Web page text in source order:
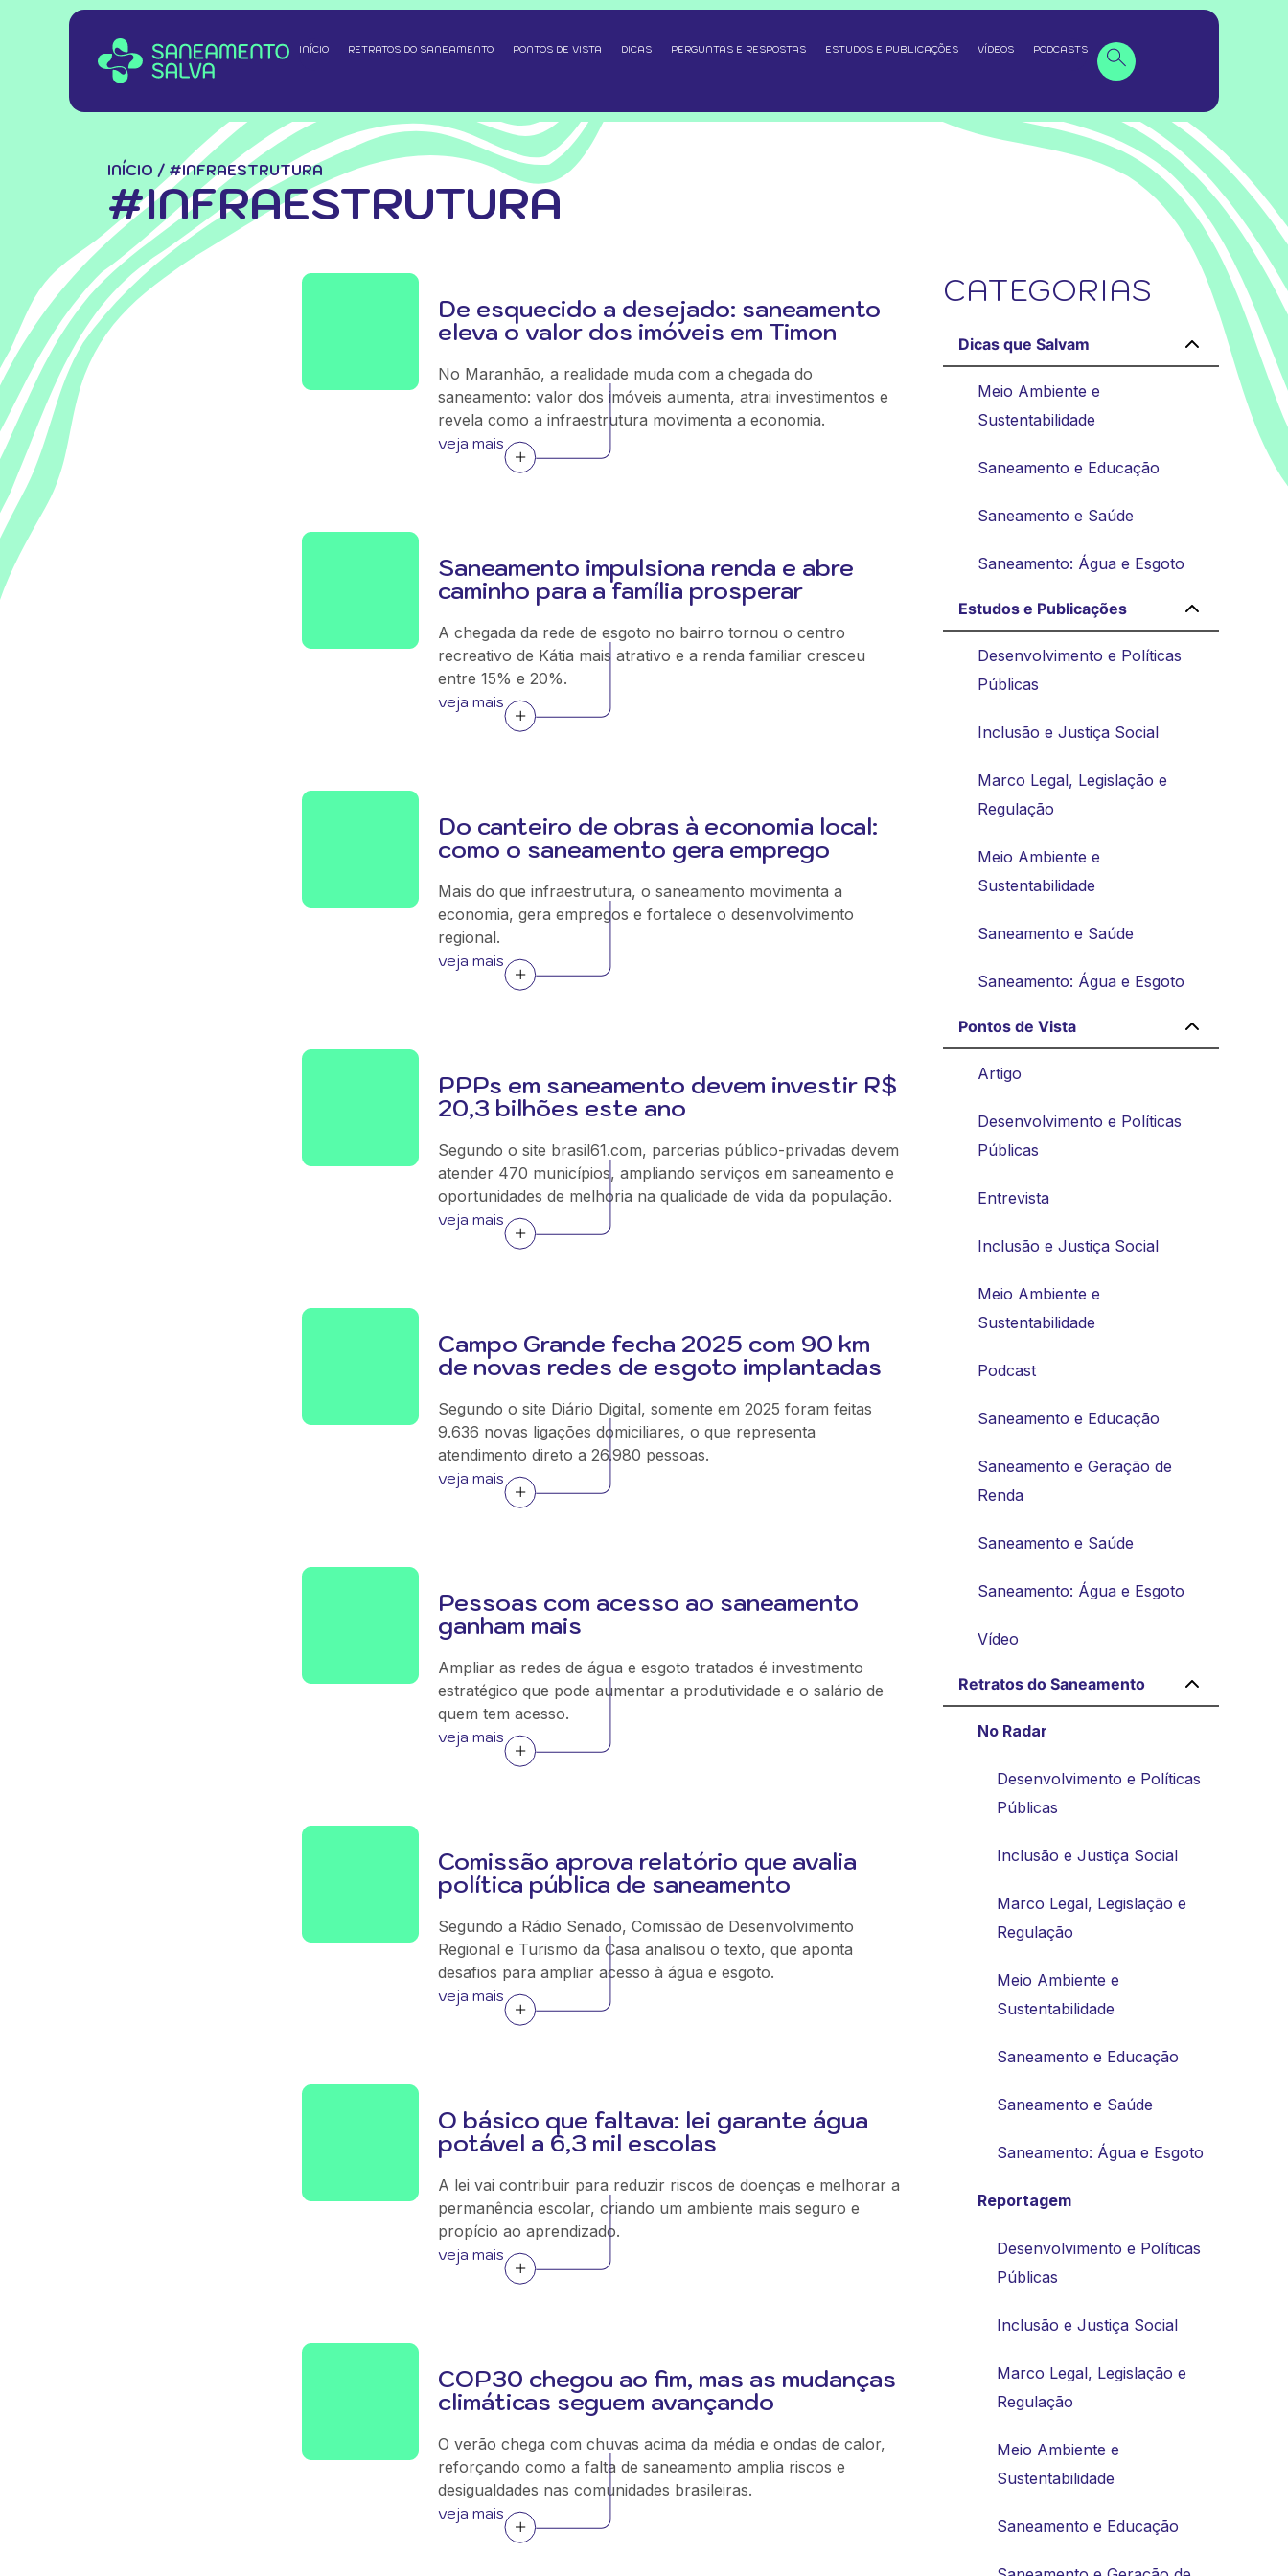
INÍCIO RETRATOS DO SANEAMENTO PONTOS DE VISTA DICAS PERGUNTAS E RESPOSTAS ESTUDOS E PUBLICAÇÕES VÍDEOS PODCASTS
INÍCIO / #INFRAESTRUTURA
#INFRAESTRUTURA
De esquecido a desejado: saneamento
eleva o valor dos imóveis em Timon
No Maranhão, a realidade muda com a chegada do
saneamento: valor dos imóveis aumenta, atrai investimentos e
revela como a infraestrutura movimenta a economia.
veja mais
Saneamento impulsiona renda e abre
caminho para a família prosperar
A chegada da rede de esgoto no bairro tornou o centro
recreativo de Kátia mais atrativo e a renda familiar cresceu
entre 15% e 20%.
veja mais
Do canteiro de obras à economia local:
como o saneamento gera emprego
Mais do que infraestrutura, o saneamento movimenta a
economia, gera empregos e fortalece o desenvolvimento
regional.
veja mais
PPPs em saneamento devem investir R$
20,3 bilhões este ano
Segundo o site brasil61.com, parcerias público-privadas devem
atender 470 municípios, ampliando serviços em saneamento e
oportunidades de melhoria na qualidade de vida da população.
veja mais
Campo Grande fecha 2025 com 90 km
de novas redes de esgoto implantadas
Segundo o site Diário Digital, somente em 2025 foram feitas
9.636 novas ligações domiciliares, o que representa
atendimento direto a 26.980 pessoas.
veja mais
Pessoas com acesso ao saneamento
ganham mais
Ampliar as redes de água e esgoto tratados é investimento
estratégico que pode aumentar a produtividade e o salário de
quem tem acesso.
veja mais
Comissão aprova relatório que avalia
política pública de saneamento
Segundo a Rádio Senado, Comissão de Desenvolvimento
Regional e Turismo da Casa analisou o texto, que aponta
desafios para ampliar acesso à água e esgoto.
veja mais
O básico que faltava: lei garante água
potável a 6,3 mil escolas
A lei vai contribuir para reduzir riscos de doenças e melhorar a
permanência escolar, criando um ambiente mais seguro e
propício ao aprendizado.
veja mais
COP30 chegou ao fim, mas as mudanças
climáticas seguem avançando
O verão chega com chuvas acima da média e ondas de calor,
reforçando como a falta de saneamento amplia riscos e
desigualdades nas comunidades brasileiras.
veja mais
CATEGORIAS
Dicas que Salvam
Meio Ambiente e
Sustentabilidade
Saneamento e Educação
Saneamento e Saúde
Saneamento: Água e Esgoto
Estudos e Publicações
Desenvolvimento e Políticas
Públicas
Inclusão e Justiça Social
Marco Legal, Legislação e
Regulação
Meio Ambiente e
Sustentabilidade
Saneamento e Saúde
Saneamento: Água e Esgoto
Pontos de Vista
Artigo
Desenvolvimento e Políticas
Públicas
Entrevista
Inclusão e Justiça Social
Meio Ambiente e
Sustentabilidade
Podcast
Saneamento e Educação
Saneamento e Geração de
Renda
Saneamento e Saúde
Saneamento: Água e Esgoto
Vídeo
Retratos do Saneamento
No Radar
Desenvolvimento e Políticas
Públicas
Inclusão e Justiça Social
Marco Legal, Legislação e
Regulação
Meio Ambiente e
Sustentabilidade
Saneamento e Educação
Saneamento e Saúde
Saneamento: Água e Esgoto
Reportagem
Desenvolvimento e Políticas
Públicas
Inclusão e Justiça Social
Marco Legal, Legislação e
Regulação
Meio Ambiente e
Sustentabilidade
Saneamento e Educação